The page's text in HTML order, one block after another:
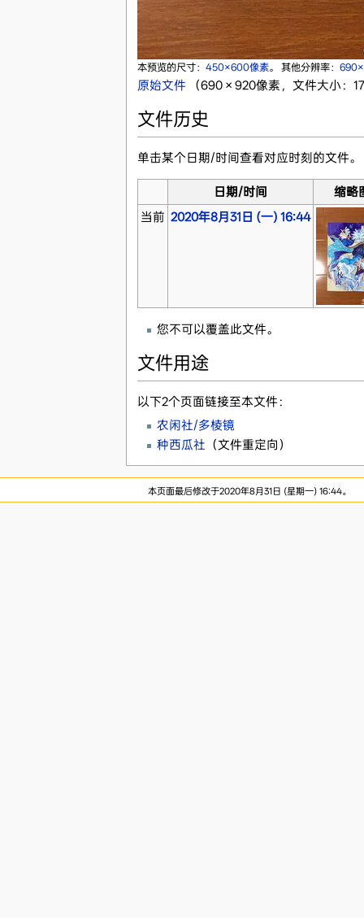
本预览的尺寸： 450×600像素。 其他分辨率：
原始文件‎ （690 × 920像素，文件大小：
文件历史
单击某个日期/时间查看对应时刻的文件。
日期/时间
缩略
当前 2020年8月31日 (一) 16:44
您不可以覆盖此文件。
文件用途
以下2个页面链接至本文件：
农闲社/多棱镜
种西瓜社 （文件重定向）
本页面最后修改于2020年8月31日 (星期一) 16:44。